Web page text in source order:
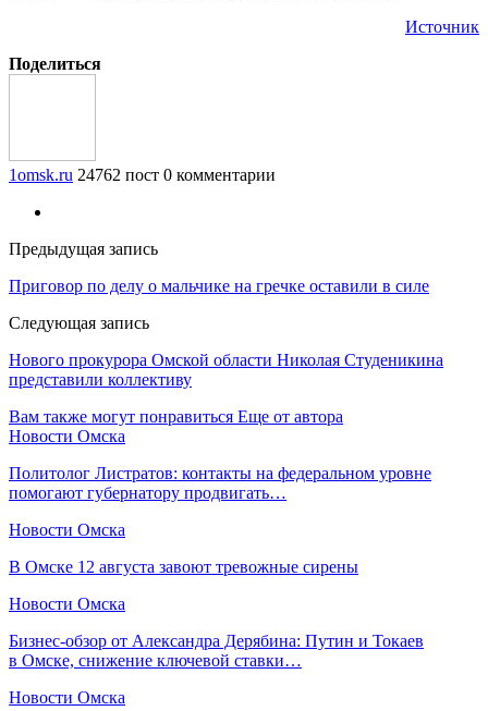
Источник
Поделиться
1omsk.ru 24762 пост 0 комментарии
Предыдущая запись
Приговор по делу о мальчике на гречке оставили в силе
Следующая запись
Нового прокурора Омской области Николая Студеникина
представили коллективу
Вам также могут понравиться Еще от автора
Новости Омска
Политолог Листратов: контакты на федеральном уровне
помогают губернатору продвигать…
Новости Омска
В Омске 12 августа завоют тревожные сирены
Новости Омска
Бизнес-обзор от Александра Дерябина: Путин и Токаев
в Омске, снижение ключевой ставки…
Новости Омска